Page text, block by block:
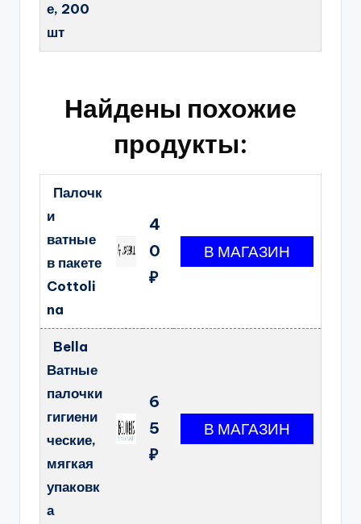
е, 200
шт
Найдены похожие
продукты:
Палочк
и
ватные
в пакете
Cottoli
na
4
0
₽
Bella
Ватные
палочки
гигиени
ческие,
мягкая
упаковк
а
6
5
₽